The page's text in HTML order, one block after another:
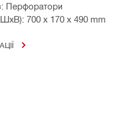
Перфоратори
700 x 170 x 490 mm